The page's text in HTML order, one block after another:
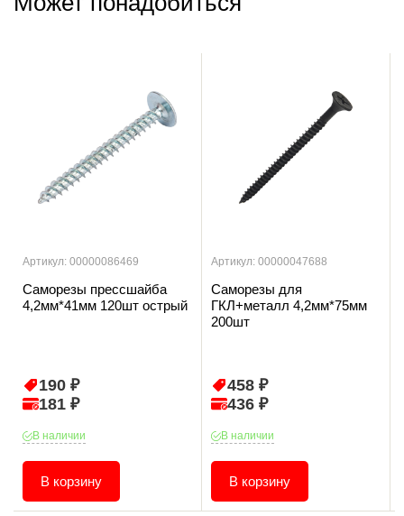
Артикул: 00000086469
Саморезы прессшайба
4,2мм*41мм 120шт острый
190 ₽
181 ₽
В наличии
В корзину
Артикул: 00000047688
Саморезы для
ГКЛ+металл 4,2мм*75мм
200шт
458 ₽
436 ₽
В наличии
В корзину